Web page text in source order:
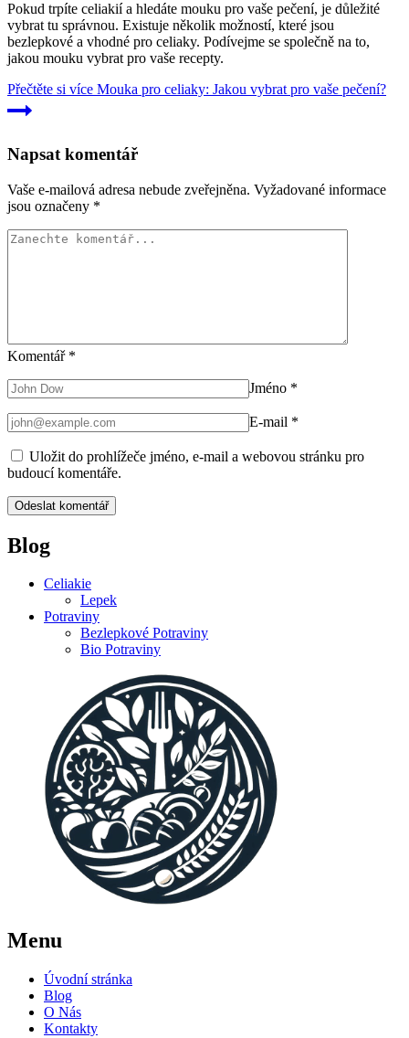
Pokud trpíte celiakií a hledáte mouku pro vaše pečení, je důležité
vybrat tu správnou. Existuje několik možností, které jsou
bezlepkové a vhodné pro celiaky. Podívejme se společně na to,
jakou mouku vybrat pro vaše recepty.
Přečtěte si více Mouka pro celiaky: Jakou vybrat pro vaše pečení?
Napsat komentář
Vaše e-mailová adresa nebude zveřejněna. Vyžadované informace
jsou označeny *
Komentář *
Jméno *
E-mail *
Uložit do prohlížeče jméno, e-mail a webovou stránku pro
budoucí komentáře.
Blog
Celiakie
Lepek
Potraviny
Bezlepkové Potraviny
Bio Potraviny
Menu
Úvodní stránka
Blog
O Nás
Kontakty